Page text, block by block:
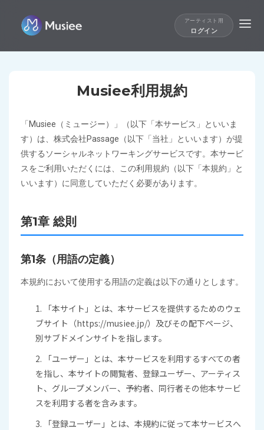
アーティスト用
ログイン
Musiee利用規約
「Musiee（ミュージー）」（以下「本サービス」といいま
す）は、株式会社Passage（以下「当社」といいます）が提
供するソーシャルネットワーキングサービスです。本サービ
スをご利用いただくには、この利用規約（以下「本規約」と
いいます）に同意していただく必要があります。
第1章 総則
第1条（用語の定義）
本規約において使用する用語の定義は以下の通りとします。
1. 「本サイト」とは、本サービスを提供するためのウェ
ブサイト（https://musiee.jp/）及びその配下ページ、
別サブドメインサイトを指します。
2. 「ユーザー」とは、本サービスを利用するすべての者
を指し、本サイトの閲覧者、登録ユーザー、アーティス
ト、グループメンバー、予約者、同行者その他本サービ
スを利用する者を含みます。
3. 「登録ユーザー」とは、本規約に従って本サービスへ